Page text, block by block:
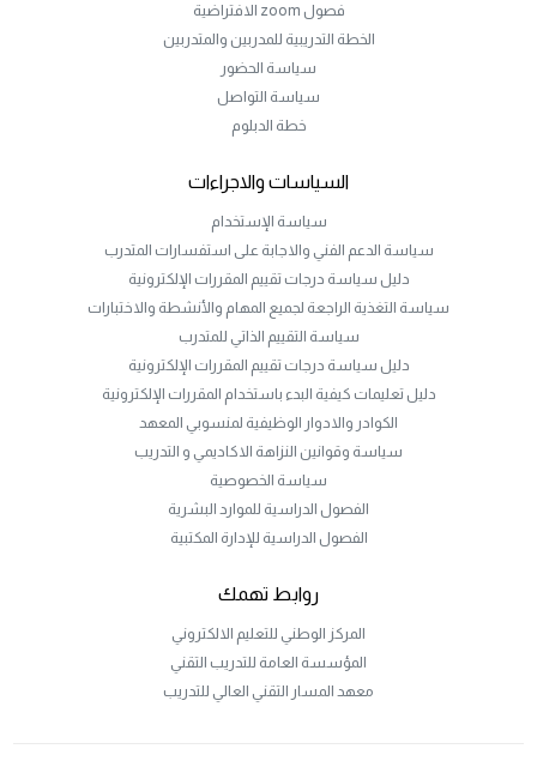
فصول zoom الافتراضية
الخطة التدريبية للمدربين والمتدربين
سياسة الحضور
سياسة التواصل
خطة الدبلوم
السياسات والاجراءات
سياسة الإستخدام
سياسة الدعم الفني والاجابة على استفسارات المتدرب
دليل سياسة درجات تقييم المقررات الإلكترونية
سياسة التغذية الراجعة لجميع المهام والأنشطة والاختبارات
سياسة التقييم الذاتي للمتدرب
دليل سياسة درجات تقييم المقررات الإلكترونية
دليل تعليمات كيفية البدء باستخدام المقررات الإلكترونية
الكوادر والادوار الوظيفية لمنسوبي المعهد
سياسة وقوانين النزاهة الاكاديمي و التدريب
سياسة الخصوصية
الفصول الدراسية للموارد البشرية
الفصول الدراسية للإدارة المكتبية
روابط تهمك
المركز الوطني للتعليم الالكتروني
المؤسسة العامة للتدريب التقني
معهد المسار التقني العالي للتدريب